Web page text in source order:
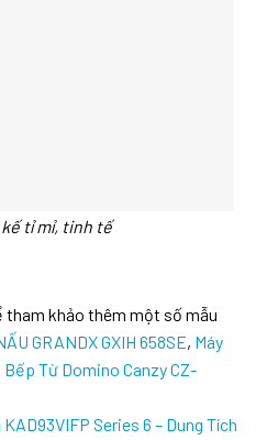
tỉ mỉ, tinh tế
tham khảo thêm một số mẫu
GRANDX GXIH 658SE, Máy
Bếp Từ Domino Canzy CZ-
Series 6 – Dung Tích